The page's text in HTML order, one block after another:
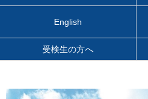
English
受検生の方へ